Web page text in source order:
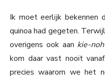
Ik moet eerlijk
quinoa had gegeten.
overigens ook aan kie-
kom daar vast nooit
precies waarom we het